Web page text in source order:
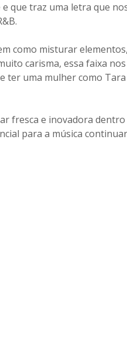
que traz uma letra que
como misturar
carisma, essa faixa
ter uma mulher como
fresca e inovadora
para a música